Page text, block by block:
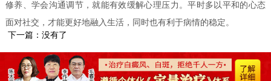
修养、学会沟通调节，就能有效缓解心理压力。平时多以平和的心态
面对社交，才能更好地融入生活，同时也有利于病情的稳定。
下一篇：没有了